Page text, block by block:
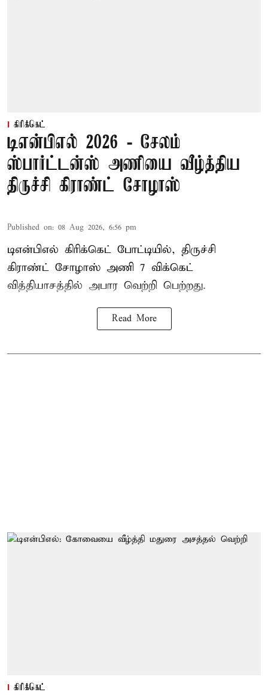
கிரிக்கெட்
டிஎன்பிஎல் 2026 - சேலம்
ஸ்பார்ட்டன்ஸ் அணியை வீழ்த்திய
திருச்சி கிராண்ட் சோழாஸ்
Published on: 08 Aug 2026, 6:56 pm
டிஎன்பிஎல் கிரிக்கெட் போட்டியில், திருச்சி
கிராண்ட் சோழாஸ் அணி 7 விக்கெட்
வித்தியாசத்தில் அபார வெற்றி பெற்றது.
Read More
கிரிக்கெட்